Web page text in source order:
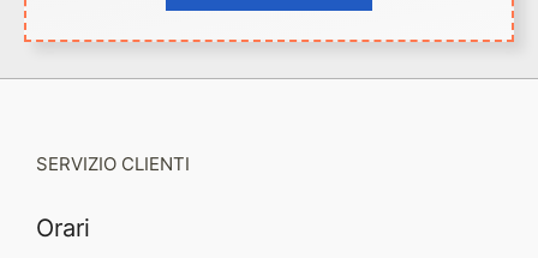
SERVIZIO CLIENTI
Orari